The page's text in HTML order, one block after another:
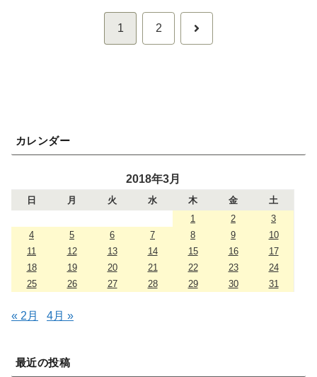
1 2 次
カレンダー
2018年3月
日 月 火 水 木 金
土
1
2
3
4
5 6 7 8 9
10
11
12 13 14 15 16
17
18
19 20 21 22 23
24
25
26 27 28 29 30 31
« 2月 4月 »
最近の投稿